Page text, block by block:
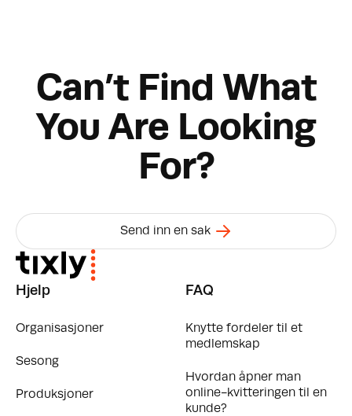
Can’t Find What
You Are Looking
For?
Send inn en sak
Hjelp
Organisasjoner
Sesong
Produksjoner
FAQ
Knytte fordeler til et
medlemskap
Hvordan åpner man
online-kvitteringen til en
kunde?